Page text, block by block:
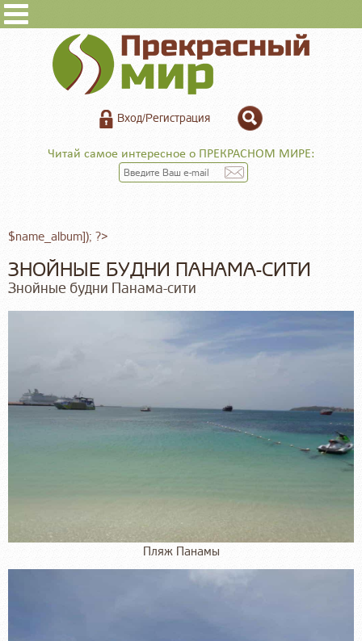
Вход/Регистрация
Читай самое интересное о ПРЕКРАСНОМ МИРЕ:
$name_album]); ?>
ЗНОЙНЫЕ БУДНИ ПАНАМА-СИТИ
Знойные будни Панама-сити
Пляж Панамы